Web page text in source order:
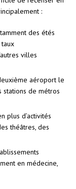
:
des étés
villes
aéroport le
stations de métros
plus d’activités
théâtres, des
en médecine,